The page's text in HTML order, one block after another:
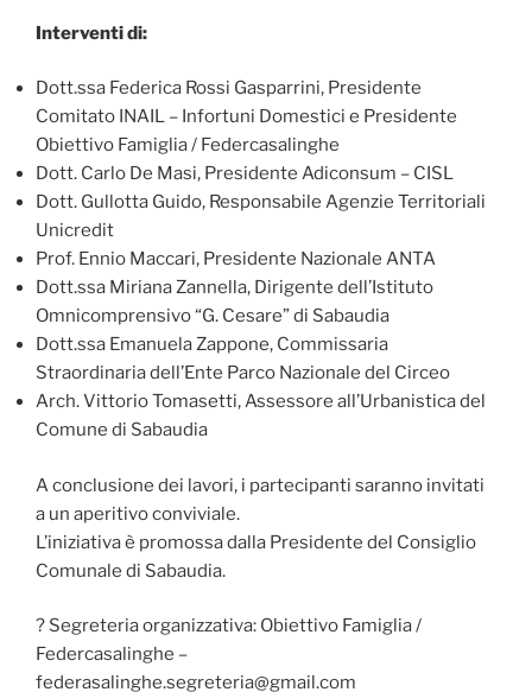
Interventi di:
Dott.ssa Federica Rossi Gasparrini, Presidente
Comitato INAIL – Infortuni Domestici e Presidente
Obiettivo Famiglia / Federcasalinghe
Dott. Carlo De Masi, Presidente Adiconsum – CISL
Dott. Gullotta Guido, Responsabile Agenzie Territoriali
Unicredit
Prof. Ennio Maccari, Presidente Nazionale ANTA
Dott.ssa Miriana Zannella, Dirigente dell’Istituto
Omnicomprensivo “G. Cesare” di Sabaudia
Dott.ssa Emanuela Zappone, Commissaria
Straordinaria dell’Ente Parco Nazionale del Circeo
Arch. Vittorio Tomasetti, Assessore all’Urbanistica del
Comune di Sabaudia
A conclusione dei lavori, i partecipanti saranno invitati
a un aperitivo conviviale.
L’iniziativa è promossa dalla Presidente del Consiglio
Comunale di Sabaudia.
? Segreteria organizzativa: Obiettivo Famiglia /
Federcasalinghe –
federasalinghe.segreteria@gmail.com